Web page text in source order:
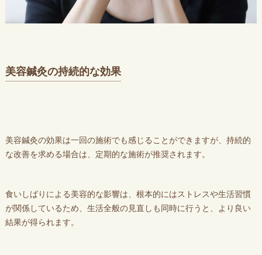
美容鍼灸の持続的な効果
美容鍼灸の効果は一回の施術でも感じることができますが、持続的
な改善を求める場合は、定期的な施術が推奨されます。
食いしばりによる美容的な影響は、根本的にはストレスや生活習慣
が関係しているため、生活全般の見直しも同時に行うと、より良い
結果が得られます。